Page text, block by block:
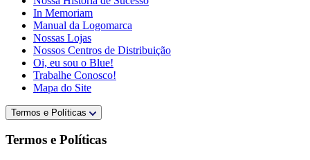
In Memoriam
Manual da Logomarca
Nossas Lojas
Nossos Centros de Distribuição
Oi, eu sou o Blue!
Trabalhe Conosco!
Mapa do Site
Termos e Políticas
Termos e Políticas